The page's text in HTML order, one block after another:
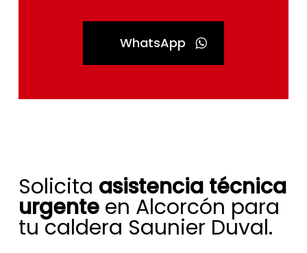
WhatsApp
Solicita asistencia técnica
urgenteen Alcorcón para
tu caldera Saunier Duval.